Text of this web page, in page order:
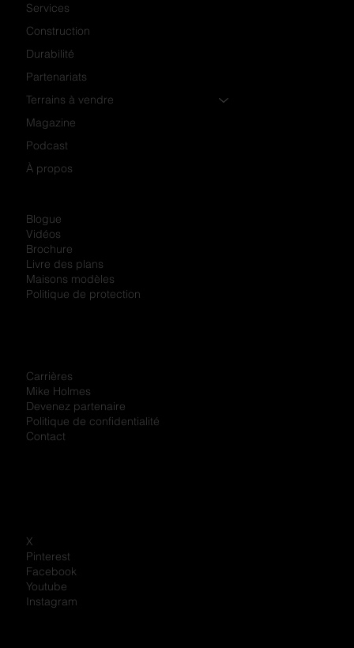
Services
Construction
Durabilité
Partenariats
Terrains à vendre
Magazine
Podcast
À propos
Blogue
Vidéos
Brochure
Livre des plans
Maisons modèles
Politique de protection
Carrières
Mike Holmes
Devenez partenaire
Politique de confidentialité
Contact
X
Pinterest
Facebook
Youtube
Instagram